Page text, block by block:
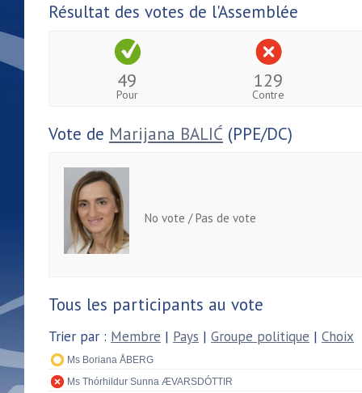
Résultat des votes de l'Assemblée
49
Pour
129
Contre
Vote de Marijana BALIĆ (PPE/DC)
No vote / Pas de vote
Tous les participants au vote
Trier par : Membre | Pays | Groupe politique | Choix
Ms Boriana ÅBERG
Ms Thórhildur Sunna ÆVARSDÓTTIR